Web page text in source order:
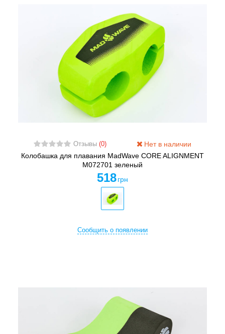
Отзывы (0)
Нет в наличии
Колобашка для плавания MadWave CORE ALIGNMENT
M072701 зеленый
518 грн
Сообщить о появлении